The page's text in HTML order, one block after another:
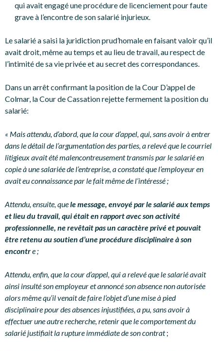
qui avait engagé une procédure de licenciement pour faute
grave à l’encontre de son salarié injurieux.
Le salarié a saisi la juridiction prud’homale en faisant valoir qu’il
avait droit, même au temps et au lieu de travail, au respect de
l’intimité de sa vie privée et au secret des correspondances.
Dans un arrêt confirmant la position de la Cour D’appel de
Colmar, la Cour de Cassation rejette fermement la position du
salarié:
« Mais attendu, d’abord, que la cour d’appel, qui, sans avoir à entrer
dans le détail de l’argumentation des parties, a relevé que le courriel
litigieux avait été malencontreusement transmis par le salarié en
copie à une salariée de l’entreprise, a constaté que l’employeur en
avait eu connaissance par le fait même de l’intéressé ;
Attendu, ensuite, quele message, envoyé par le salarié aux temps
et lieu du travail, qui était en rapport avec son activité
professionnelle, ne revêtait pas un caractère privé et pouvait
être retenu au soutien d’une procédure disciplinaire à son
encontre ;
Attendu, enfin, que la cour d’appel, qui a relevé que le salarié avait
ainsi insulté son employeur et annoncé son absence non autorisée
alors même qu’il venait de faire l’objet d’une mise à pied
disciplinaire pour des absences injustifiées, a pu, sans avoir à
effectuer une autre recherche, retenir que le comportement du
salarié justifiait la rupture immédiate de son contrat;